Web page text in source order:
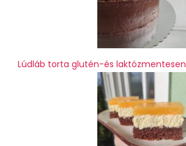
Lúdláb torta glutén-és laktózmentesen